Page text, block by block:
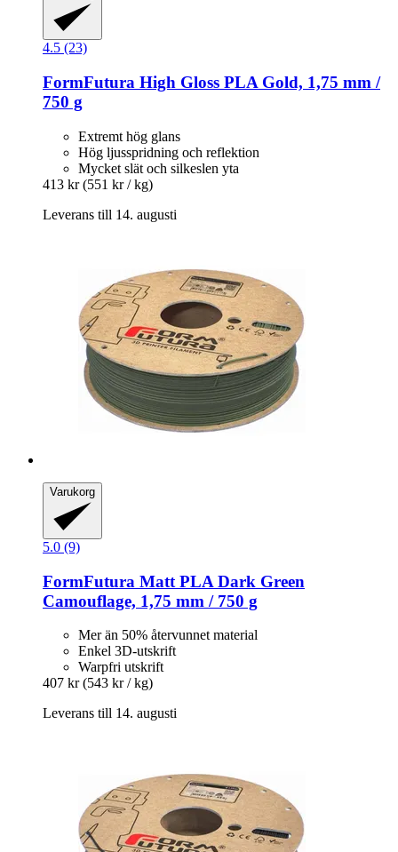
4.5 (23)
FormFutura High Gloss PLA Gold, 1,75 mm /
750 g
Extremt hög glans
Hög ljusspridning och reflektion
Mycket slät och silkeslen yta
413 kr (551 kr / kg)
Leverans till 14. augusti
Varukorg
5.0 (9)
FormFutura Matt PLA Dark Green
Camouflage, 1,75 mm / 750 g
Mer än 50% återvunnet material
Enkel 3D-utskrift
Warpfri utskrift
407 kr (543 kr / kg)
Leverans till 14. augusti